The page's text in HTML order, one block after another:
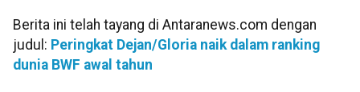
Berita ini telah tayang di Antaranews.com dengan
judul: Peringkat Dejan/Gloria naik dalam ranking
dunia BWF awal tahun